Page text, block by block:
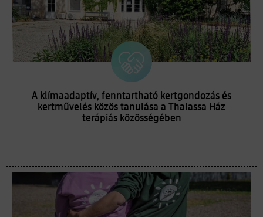
A klímaadaptív, fenntartható kertgondozás és
kertművelés közös tanulása a Thalassa Ház
terápiás közösségében